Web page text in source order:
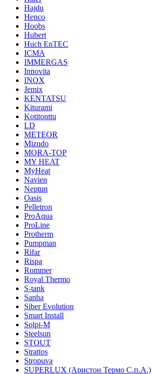
Hajdu
Henco
Hoobs
Hubert
Huch EnTEC
ICMA
IMMERGAS
Innovita
INOX
Jemix
KENTATSU
Kiturami
Kotitonttu
LD
METEOR
Mizudo
MORA-TOP
MY HEAT
MyHeat
Navien
Neptun
Oasis
Pelletron
ProAqua
ProLine
Protherm
Pumpman
Rifar
Rispa
Rommer
Royal Thermo
S-tank
Sanha
Siber Evolution
Smart Install
Solpi-M
Steelsun
STOUT
Strattos
Stropuva
SUPERLUX (Аристон Термо С.п.А.)